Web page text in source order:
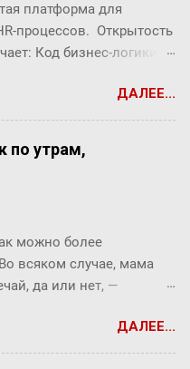
платформа для
процессов. Открытость
Код бизнес-логики
Можно заменять/
бизнес-логику
HR-
в рамках
поддержку вендора.
дорабатывать и
нуля": Шаблоны
ДАЛЕЕ...
по утрам,
можно более
всяком случае, мама
да или нет, ―
― Во всяком случае, она
от прямого ответа
ДАЛЕЕ...